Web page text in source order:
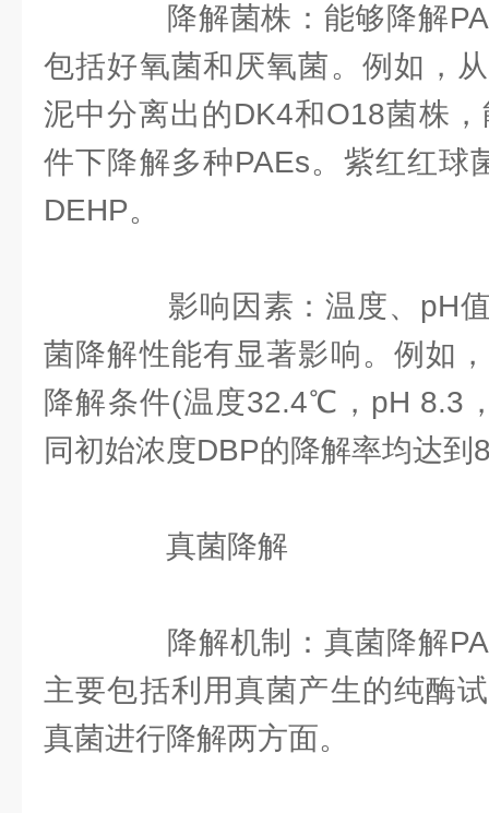
降解菌株：能够降解
包括好氧菌和厌氧菌。例如，
泥中分离出的DK4和O18菌株
件下降解多种PAEs。紫红红球
DEHP。
影响因素：温度、pH值
菌降解性能有显著影响。例如
降解条件(温度32.4℃，pH 8.3
同初始浓度DBP的降解率均达到
真菌降解
降解机制：真菌降解
主要包括利用真菌产生的纯酶
真菌进行降解两方面。